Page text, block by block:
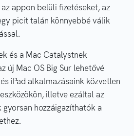
appon belüli fizetéseket, az
picit talán könnyebbé válik
és a Mac Catalystnek
új Mac OS Big Sur lehetővé
iPad alkalmazásaink közvetlen
illetve ezáltal az
gyorsan hozzáigazíthatók a